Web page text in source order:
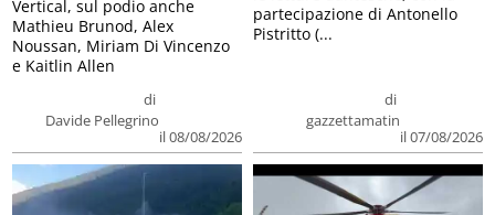
di
Davide Pellegrino
il 08/08/2026
Vertical, sul podio anche
Mathieu Brunod, Alex
Noussan, Miriam Di Vincenzo
e Kaitlin Allen
di
gazzettamatin
il 07/08/2026
partecipazione di Antonello
Pistritto (...